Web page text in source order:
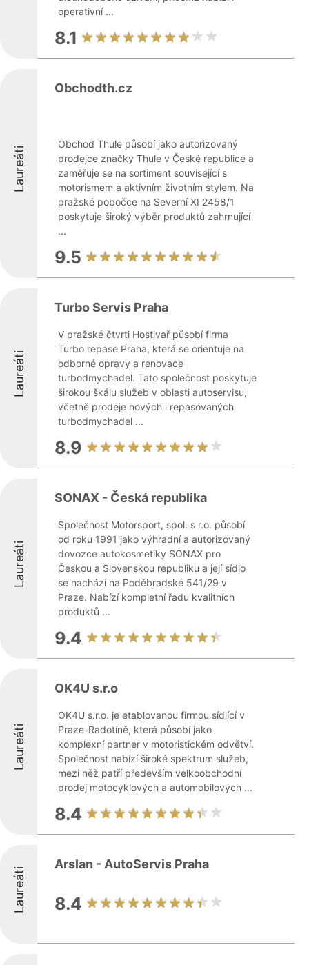
operativní ...
8.1
Laureáti
Obchodth.cz
Obchod Thule působí jako autorizovaný
prodejce značky Thule v České republice a
zaměřuje se na sortiment související s
motorismem a aktivním životním stylem. Na
pražské pobočce na Severní XI 2458/1
poskytuje široký výběr produktů zahrnující
...
9.5
Laureáti
Turbo Servis Praha
V pražské čtvrti Hostivař působí firma
Turbo repase Praha, která se orientuje na
odborné opravy a renovace
turbodmychadel. Tato společnost poskytuje
širokou škálu služeb v oblasti autoservisu,
včetně prodeje nových i repasovaných
turbodmychadel ...
8.9
Laureáti
SONAX - Česká republika
Společnost Motorsport, spol. s r.o. působí
od roku 1991 jako výhradní a autorizovaný
dovozce autokosmetiky SONAX pro
Českou a Slovenskou republiku a její sídlo
se nachází na Poděbradské 541/29 v
Praze. Nabízí kompletní řadu kvalitních
produktů ...
9.4
Laureáti
OK4U s.r.o
OK4U s.r.o. je etablovanou firmou sídlící v
Praze-Radotíně, která působí jako
komplexní partner v motoristickém odvětví.
Společnost nabízí široké spektrum služeb,
mezi něž patří především velkoobchodní
prodej motocyklových a automobilových ...
8.4
Laureáti
Arslan - AutoServis Praha
8.4